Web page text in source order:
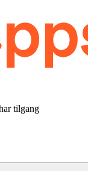
tilgang